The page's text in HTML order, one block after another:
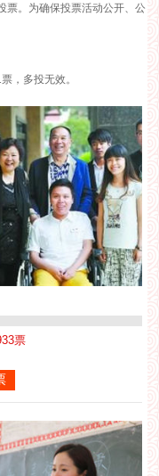
票。为确保投票活动公开、公
，多投无效。
票